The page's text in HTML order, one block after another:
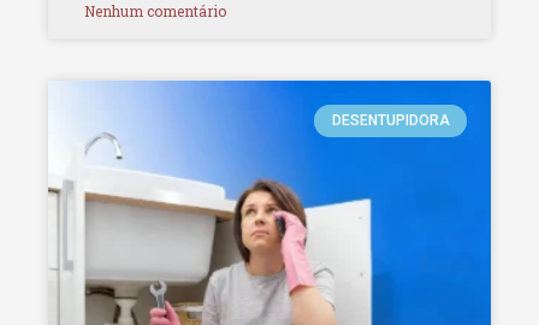
Nenhum comentário
DESENTUPIDORA